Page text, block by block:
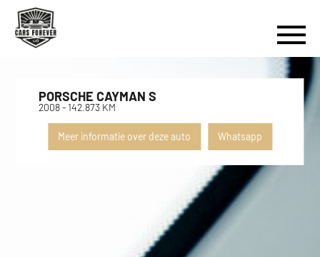
PORSCHE CAYMAN S
2008 - 142.873 KM
Meer informatie over deze auto Whatsapp